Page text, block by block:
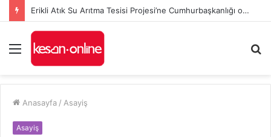
Erikli Atık Su Arıtma Tesisi Projesi’ne Cumhurbaşkanlığı onayı
Menü
...
Anasayfa / Asayiş
Asayiş